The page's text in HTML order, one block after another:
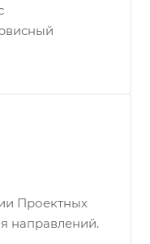
Проектных
направлений.